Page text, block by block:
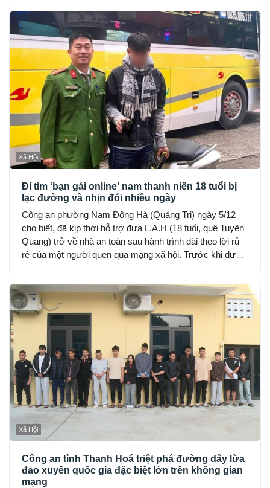
Xã Hội
Đi tìm ‘bạn gái online’ nam thanh niên 18 tuổi bị
lạc đường và nhịn đói nhiều ngày
Công an phường Nam Đông Hà (Quảng Trị) ngày 5/12
cho biết, đã kịp thời hỗ trợ đưa L.A.H (18 tuổi, quê Tuyên
Quang) trở về nhà an toàn sau hành trình dài theo lời rủ
rê của một người quen qua mạng xã hội. Trước khi được
Xã Hội
Công an tỉnh Thanh Hoá triệt phá đường dây lừa
đảo xuyên quốc gia đặc biệt lớn trên không gian
mạng